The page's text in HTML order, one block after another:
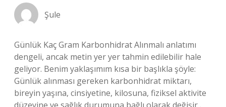
Şule
Günlük Kaç Gram Karbonhidrat Alınmalı anlatımı
dengeli, ancak metin yer yer tahmin edilebilir hale
geliyor. Benim yaklaşımım kısa bir başlıkla şöyle:
Günlük alınması gereken karbonhidrat miktarı,
bireyin yaşına, cinsiyetine, kilosuna, fiziksel aktivite